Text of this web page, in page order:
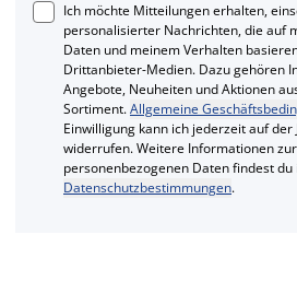
Ich möchte Mitteilungen erhalten,
personalisierter Nachrichten, die auf
Daten und meinem Verhalten
Drittanbieter-Medien. Dazu gehören
Angebote, Neuheiten und Aktionen
Sortiment.Allgemeine
Einwilligung kann ich jederzeit auf der
widerrufen. Weitere Informationen
personenbezogenen Daten findest du
Datenschutzbestimmungen.